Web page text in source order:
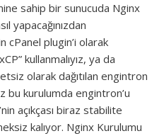
sahip bir sunucuda Nginx
yapacağınızdan
cPanel plugin’i olarak
kullanmalıyız, ya da
olarak dağıtılan engintron
bu kurulumda engintron’u
açıkçası biraz stabilite
kalıyor. Nginx Kurulumu